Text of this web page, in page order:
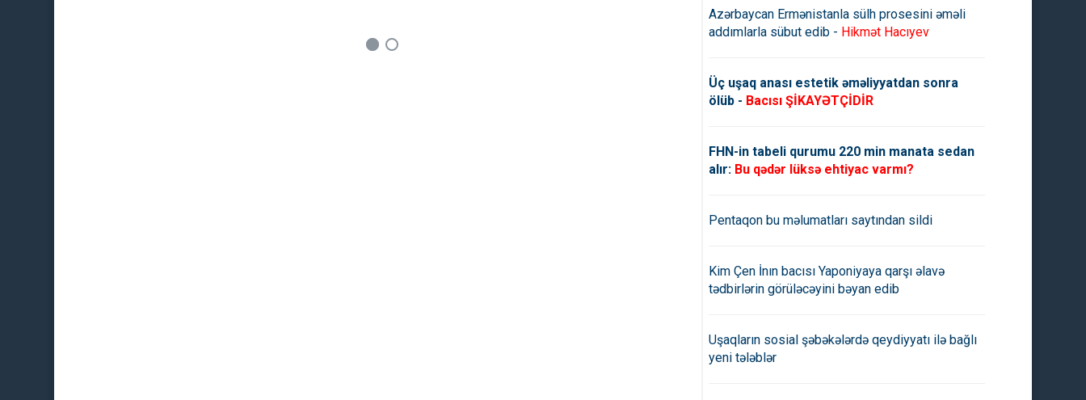
Azərbaycan Ermənistanla sülh prosesini əməli
addımlarla sübut edib - Hikmət Hacıyev
Üç uşaq anası estetik əməliyyatdan sonra
ölüb - Bacısı ŞİKAYƏTÇİDİR
FHN-in tabeli qurumu 220 min manata sedan
alır: Bu qədər lüksə ehtiyac varmı?
Pentaqon bu məlumatları saytından sildi
Kim Çen İnın bacısı Yaponiyaya qarşı əlavə
tədbirlərin görüləcəyini bəyan edib
Uşaqların sosial şəbəkələrdə qeydiyyatı ilə bağlı
yeni tələblər